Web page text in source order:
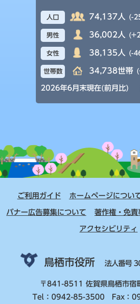
人口 74,137人 (-
男性 36,002人
女性 38,135人 (-
世帯数 34,738世帯
2026年6月末現在(前月比)
ご利用ガイド ホームページについ
バナー広告募集について 著作権・免責
アクセシビリティ
鳥栖市役所 法人番号
〒841-8511 佐賀県鳥栖市宿
Tel：0942-85-3500 Fax：